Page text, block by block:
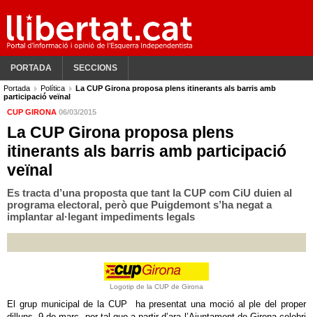
PORTADA SECCIONS
Portada Política
La CUP Girona proposa plens itinerants als barris amb
participació veïnal
CUP GIRONA 06/03/2015
La CUP Girona proposa plens
itinerants als barris amb participació
veïnal
Es tracta d’una proposta que tant la CUP com CiU duien al
programa electoral, però que Puigdemont s’ha negat a
implantar al·legant impediments legals
Logotip de la CUP de Girona
El grup municipal de la CUP ha presentat una moció al ple del proper